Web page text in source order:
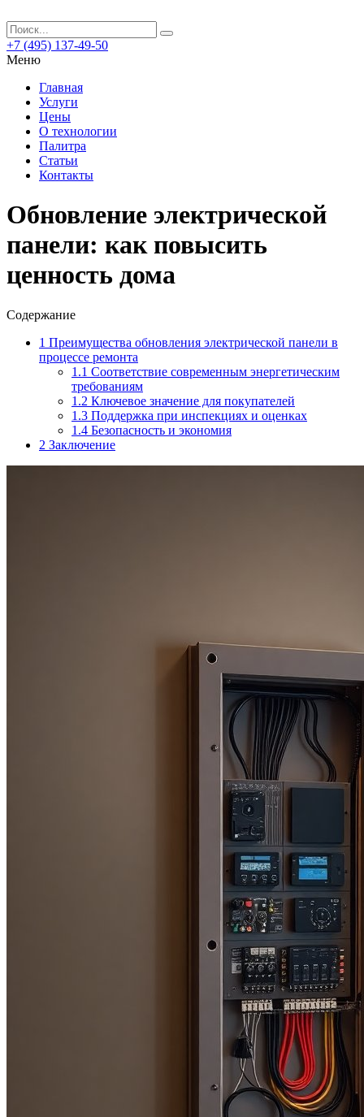
+7 (495) 137-49-50
Меню
Главная
Услуги
Цены
О технологии
Палитра
Статьи
Контакты
Обновление электрической
панели: как повысить
ценность дома
Содержание
1 Преимущества обновления электрической панели в
процессе ремонта
1.1 Соответствие современным энергетическим
требованиям
1.2 Ключевое значение для покупателей
1.3 Поддержка при инспекциях и оценках
1.4 Безопасность и экономия
2 Заключение